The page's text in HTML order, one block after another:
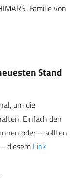
Familie von
Stand
um die
Einfach den
oder – sollten
diesem Link